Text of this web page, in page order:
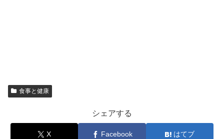
食事と健康
シェアする
X Facebook はてブ